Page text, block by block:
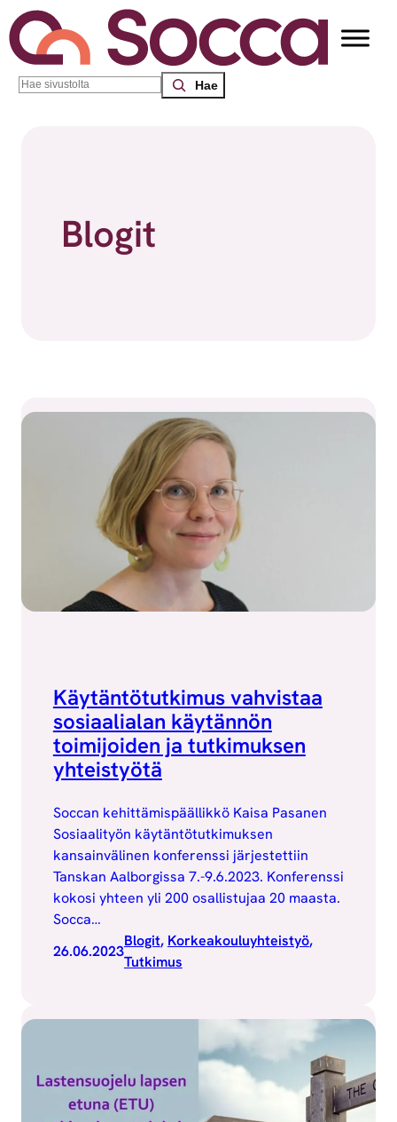
Siirry sisältöön
Search
Socca – Etelä-Suomen sosiaalialan osaamiskeskus
Blogit
Käytäntötutkimus vahvistaa
sosiaalialan käytännön
toimijoiden ja tutkimuksen
yhteistyötä
Soccan kehittämispäällikkö Kaisa Pasanen
Sosiaalityön käytäntötutkimuksen
kansainvälinen konferenssi järjestettiin
Tanskan Aalborgissa 7.-9.6.2023. Konferenssi
kokosi yhteen yli 200 osallistujaa 20 maasta.
Socca…
26.06.2023
Blogit, Korkeakouluyhteistyö,
Tutkimus